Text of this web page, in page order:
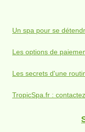
Un spa pour se
Les options de
Les secrets d'une
TropicSpa.fr :